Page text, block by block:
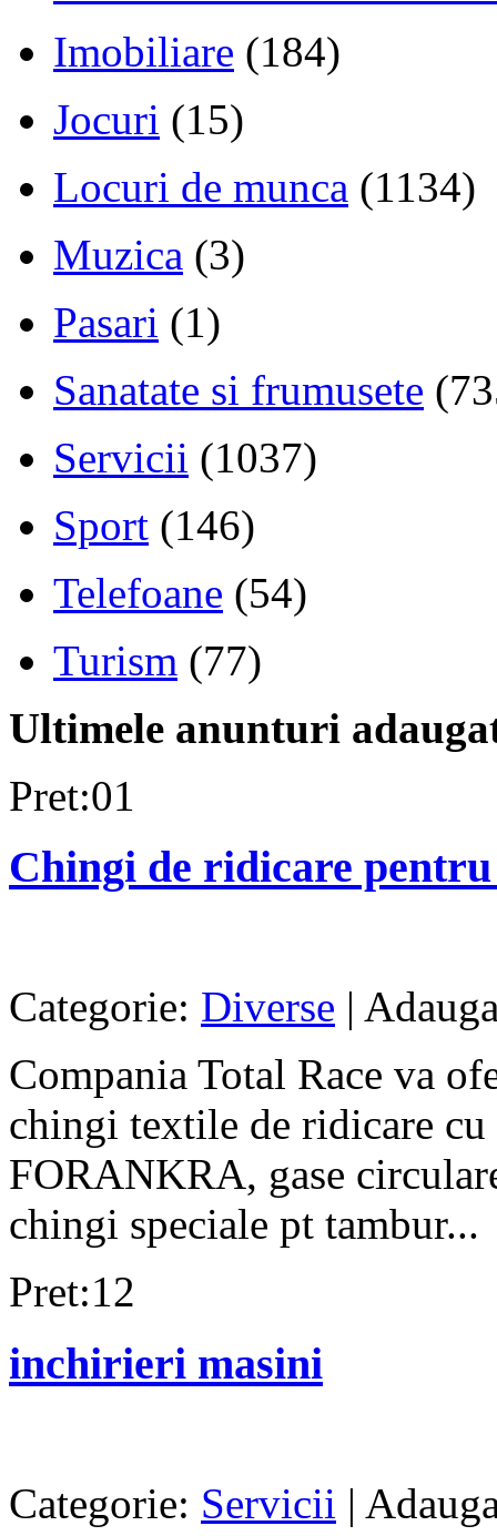
Imobiliare (184)
Jocuri (15)
Locuri de munca (1134)
Muzica (3)
Pasari (1)
Sanatate si frumusete
Servicii (1037)
Sport (146)
Telefoane (54)
Turism (77)
Ultimele anunturi
Pret:01
Chingi de ridicare
Categorie: Diverse |
Compania Total Race va
chingi textile de ridicare
FORANKRA, gase
chingi speciale pt tambur...
Pret:12
inchirieri masini
Categorie: Servicii |